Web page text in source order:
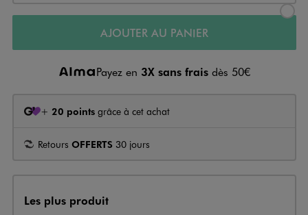
AJOUTER AU PANIER
Payez en 3X sans frais dès 50€
+ 20 points grâce à cet achat
Retours OFFERTS 30 jours
Les plus produit